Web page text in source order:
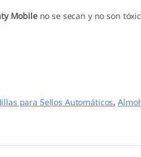
Mobileno se secan y no son
para Sellos Automáticos,